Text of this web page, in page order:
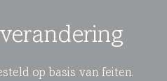
op basis van feiten.